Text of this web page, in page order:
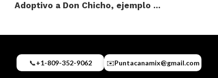
Adoptivo a Don Chicho, ejemplo ...
📞+1-809-352-9062 ✉️Puntacanamix@gmail.com